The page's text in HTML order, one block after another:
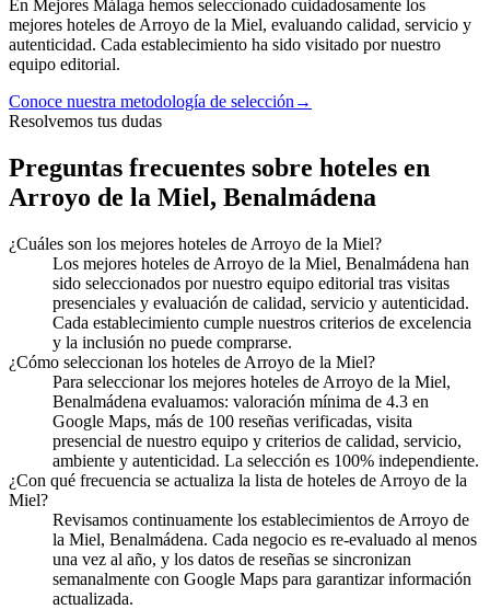
En Mejores Málaga hemos seleccionado cuidadosamente los
mejores hoteles de Arroyo de la Miel, evaluando calidad, servicio y
autenticidad. Cada establecimiento ha sido visitado por nuestro
equipo editorial.
Conoce nuestra metodología de selección →
Resolvemos tus dudas
Preguntas frecuentes sobre hoteles en
Arroyo de la Miel, Benalmádena
¿Cuáles son los mejores hoteles de Arroyo de la Miel?
Los mejores hoteles de Arroyo de la Miel, Benalmádena han
sido seleccionados por nuestro equipo editorial tras visitas
presenciales y evaluación de calidad, servicio y autenticidad.
Cada establecimiento cumple nuestros criterios de excelencia
y la inclusión no puede comprarse.
¿Cómo seleccionan los hoteles de Arroyo de la Miel?
Para seleccionar los mejores hoteles de Arroyo de la Miel,
Benalmádena evaluamos: valoración mínima de 4.3 en
Google Maps, más de 100 reseñas verificadas, visita
presencial de nuestro equipo y criterios de calidad, servicio,
ambiente y autenticidad. La selección es 100% independiente.
¿Con qué frecuencia se actualiza la lista de hoteles de Arroyo de la
Miel?
Revisamos continuamente los establecimientos de Arroyo de
la Miel, Benalmádena. Cada negocio es re-evaluado al menos
una vez al año, y los datos de reseñas se sincronizan
semanalmente con Google Maps para garantizar información
actualizada.